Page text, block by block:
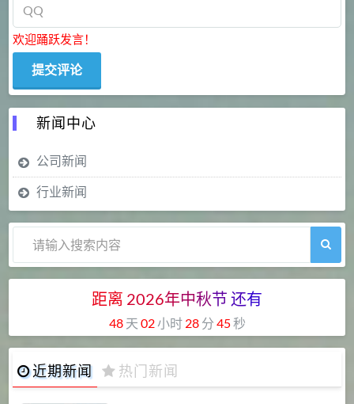
欢迎踊跃发言！
新闻中心
公司新闻
行业新闻
距离 2026年中秋节 还有
48天 02小时 28分 44秒
近期新闻 热门新闻